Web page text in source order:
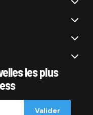
les plus
Valider